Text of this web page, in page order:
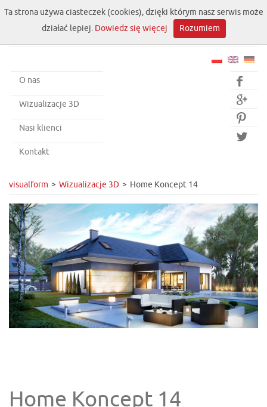




O nas
Wizualizacje 3D
Nasi klienci
Kontakt
visualform Wizualizacje 3D Home Koncept 14
Home Koncept 14
Ta strona używa ciasteczek (cookies), dzięki którym nasz serwis może
działać lepiej. Dowiedz się więcej Rozumiem